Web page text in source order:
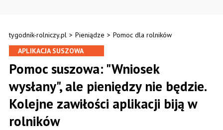
tygodnik-rolniczy.pl > Pieniądze > Pomoc dla rolników
APLIKACJA SUSZOWA
Pomoc suszowa: "Wniosek
wysłany", ale pieniędzy nie będzie.
Kolejne zawiłości aplikacji biją w
rolników